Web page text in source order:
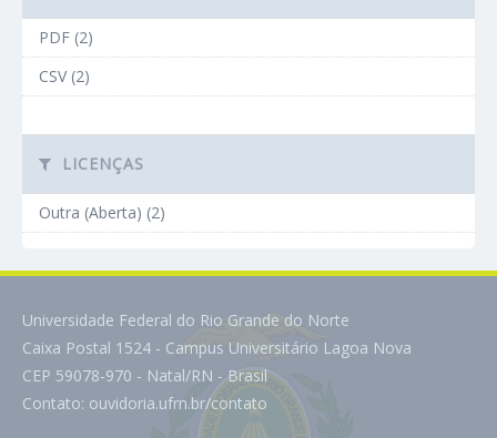
PDF (2)
CSV (2)
LICENÇAS
Outra (Aberta) (2)
Universidade Federal do Rio Grande do Norte
Caixa Postal 1524 - Campus Universitário Lagoa Nova
CEP 59078-970 - Natal/RN - Brasil
Contato: ouvidoria.ufrn.br/contato